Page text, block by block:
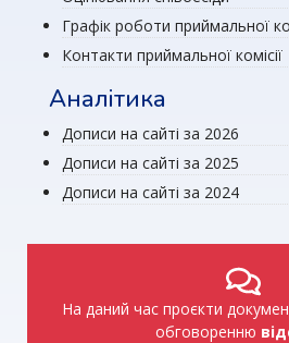
Графік роботи приймальної
Контакти приймальної комісії
Аналітика
Дописи на сайті за 2026
Дописи на сайті за 2025
Дописи на сайті за 2024
На даний час проєкти
обговоренню